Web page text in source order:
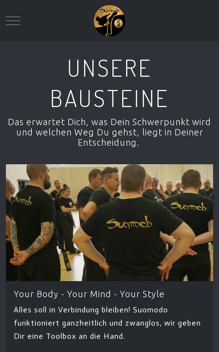
Mobile Menu Toggle
UNSERE
BAUSTEINE
Das erwartet Dich, was Dein Schwerpunkt wird
und welchen Weg Du gehst, liegt in Deiner
Entscheidung.
Your Body - Your Mind - Your Style
Alles soll in Verbindung bleiben! Suomodo
funktioniert ganzheitlich und zwanglos, wir geben
Dir eine Toolbox an die Hand.